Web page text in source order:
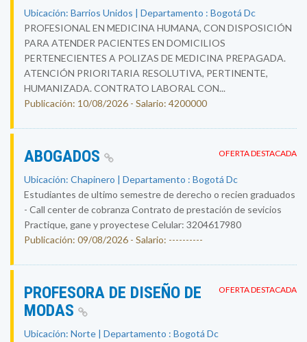
Ubicación: Barrios Unidos | Departamento : Bogotá Dc
PROFESIONAL EN MEDICINA HUMANA, CON DISPOSICIÓN
PARA ATENDER PACIENTES EN DOMICILIOS
PERTENECIENTES A POLIZAS DE MEDICINA PREPAGADA.
ATENCIÓN PRIORITARIA RESOLUTIVA, PERTINENTE,
HUMANIZADA. CONTRATO LABORAL CON...
Publicación: 10/08/2026 - Salario: 4200000
OFERTA DESTACADA
ABOGADOS
Ubicación: Chapinero | Departamento : Bogotá Dc
Estudiantes de ultimo semestre de derecho o recien graduados
- Call center de cobranza Contrato de prestación de sevicios
Practique, gane y proyectese Celular: 3204617980
Publicación: 09/08/2026 - Salario: ----------
OFERTA DESTACADA
PROFESORA DE DISEÑO DE
MODAS
Ubicación: Norte | Departamento : Bogotá Dc